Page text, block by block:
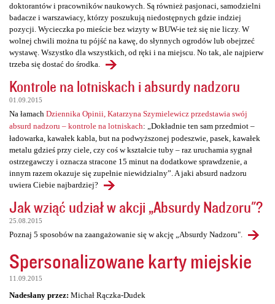
doktorantów i pracowników naukowych. Są również pasjonaci, samodzielni
badacze i warszawiacy, którzy poszukują niedostępnych gdzie indziej
pozycji. Wycieczka po mieście bez wizyty w BUW-ie też się nie liczy. W
wolnej chwili można tu pójść na kawę, do słynnych ogrodów lub obejrzeć
wystawę. Wszystko dla wszystkich, od ręki i na miejscu. No tak, ale najpierw
trzeba się dostać do środka.
Kontrole na lotniskach i absurdy nadzoru
01.09.2015
Na łamach Dziennika Opinii, Katarzyna Szymielewicz przedstawia swój
absurd nadzoru – kontrole na lotniskach: „Dokładnie ten sam przedmiot –
ładowarka, kawałek kabla, but na podwyższonej podeszwie, pasek, kawałek
metalu gdzieś przy ciele, czy coś w kształcie tuby – raz uruchamia sygnał
ostrzegawczy i oznacza stracone 15 minut na dodatkowe sprawdzenie, a
innym razem okazuje się zupełnie niewidzialny”. A jaki absurd nadzoru
uwiera Ciebie najbardziej?
Jak wziąć udział w akcji „Absurdy Nadzoru"?
25.08.2015
Poznaj 5 sposobów na zaangażowanie się w akcję „Absurdy Nadzoru".
Spersonalizowane karty miejskie
11.09.2015
Nadesłany przez: Michał Rączka-Dudek